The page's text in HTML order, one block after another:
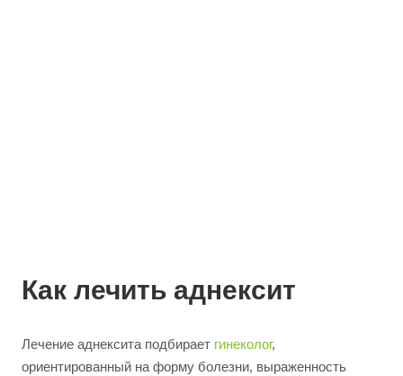
Как лечить аднексит
Лечение аднексита подбирает гинеколог,
ориентированный на форму болезни, выраженность